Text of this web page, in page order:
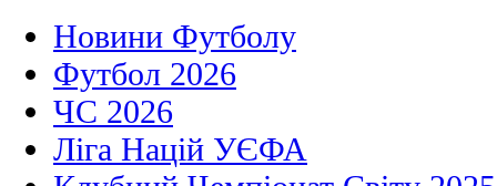
Новини Футболу
Футбол 2026
ЧС 2026
Ліга Націй УЄФА